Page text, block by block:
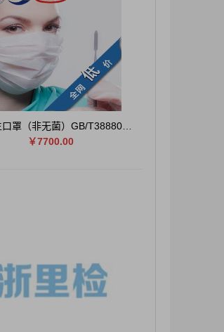
儿童卫生口罩（非无菌）GB/T38880全项检测
￥7700.00